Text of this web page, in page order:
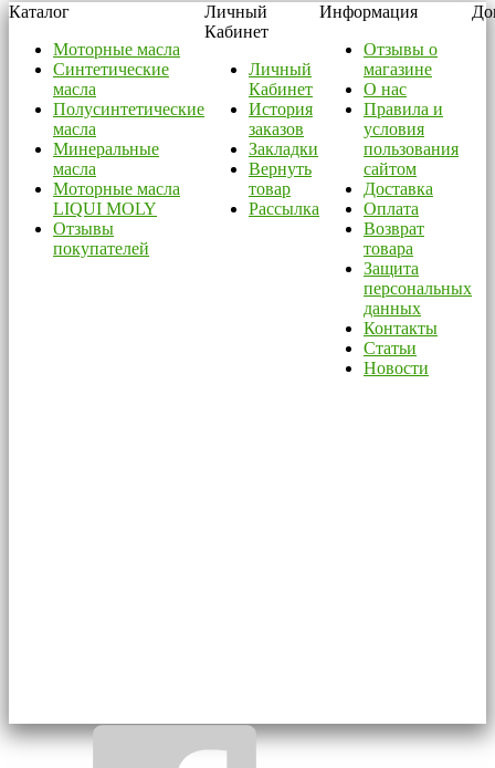
Каталог
Моторные масла
Синтетические
масла
Полусинтетические
масла
Минеральные
масла
Моторные масла
LIQUI MOLY
Отзывы
покупателей
Личный
Кабинет
Личный
Кабинет
История
заказов
Закладки
Вернуть
товар
Рассылка
Информация
Отзывы о
магазине
О нас
Правила и
условия
пользования
сайтом
Доставка
Оплата
Возврат
товара
Защита
персональных
данных
Контакты
Статьи
Новости